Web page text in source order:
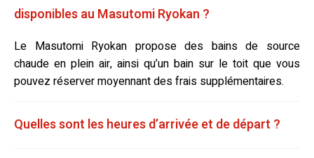
disponibles au Masutomi Ryokan ?
Le Masutomi Ryokan propose des bains de source
chaude en plein air, ainsi qu’un bain sur le toit que vous
pouvez réserver moyennant des frais supplémentaires.
Quelles sont les heures d’arrivée et de départ ?